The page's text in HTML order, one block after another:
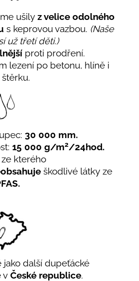
ušily z velice odolného
s keprovou vazbou. (Naše
už třetí děti.)
proti prodření.
lezení po betonu, hlíně i
30 000 mm.
15 000 g/m2/24hod.
kterého
škodlivé látky ze
jako další dupeťácké
v České republice.